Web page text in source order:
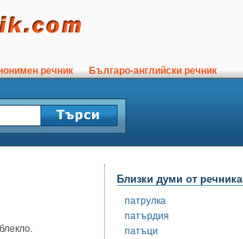
речник Българо-английски речник
Близки думи от речника
патрулка
патърдия
патъци